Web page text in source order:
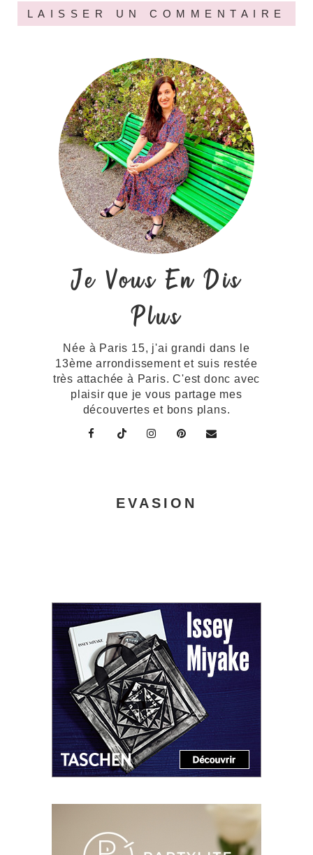
Je Vous En Dis
Plus
Née à Paris 15, j'ai grandi dans le
13ème arrondissement et suis restée
très attachée à Paris. C'est donc avec
plaisir que je vous partage mes
découvertes et bons plans.
EVASION